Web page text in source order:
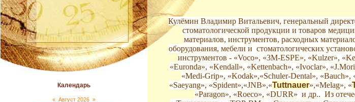
Календарь
« Август 2026 »
Кулёмин Владимир Витальевич, генеральный
стоматологической продукции и товаров
материалов, инструментов, расходных
оборудования, мебели и стоматологических
инструментов - «Voco», «3M-ESPE», «Kulzer»,
«Euronda», «Kendall», «Kettenbach», «Ivoclar»,
«Medi-Grip», «Kodak»,«Schuler-Dental»,
«Saeyang», «Spident»,«JNB»,«Tuttnauer»,«Melag», «
«Paragon», «Roeco», «DURR» и др.. Из